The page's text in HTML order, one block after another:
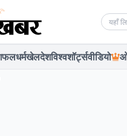
धर्मखेलदेशविश्वशॉर्ट्सवीडियो